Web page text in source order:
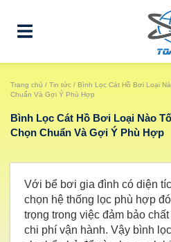
Trang chủ / Tin tức / Bình Lọc Cát Hồ Bơi Loại
Chuẩn Và Gợi Ý Phù Hợp
Bình Lọc Cát Hồ Bơi Loại Nào
Chọn Chuẩn Và Gợi Ý Phù Hợp
Với bể bơi gia đình có diện
chọn hệ thống lọc phù hợp
trọng trong việc đảm bảo
chi phí vận hành. Vậy bình